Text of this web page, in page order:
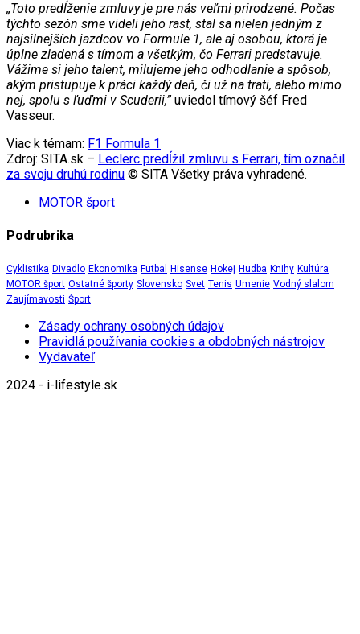
„Toto predĺženie zmluvy je pre nás veľmi prirodzené. Počas
týchto sezón sme videli jeho rast, stal sa nielen jedným z
najsilnejších jazdcov vo Formule 1, ale aj osobou, ktorá je
úplne zladená s tímom a všetkým, čo Ferrari predstavuje.
Vážime si jeho talent, milujeme jeho odhodlanie a spôsob,
akým pristupuje k práci každý deň, či už na trati, alebo mimo
nej, spolu s ľuďmi v Scuderii,”uviedol tímový šéf Fred
Vasseur.
Viac k témam: F1 Formula 1
Zdroj: SITA.sk – Leclerc predĺžil zmluvu s Ferrari, tím označil
za svoju druhú rodinu © SITA Všetky práva vyhradené.
MOTOR šport
Podrubrika
Cyklistika Divadlo Ekonomika Futbal Hisense Hokej Hudba Knihy Kultúra
MOTOR šport Ostatné športy Slovensko Svet Tenis Umenie Vodný slalom
Zaujímavosti Šport
Zásady ochrany osobných údajov
Pravidlá používania cookies a obdobných nástrojov
Vydavateľ
2024 - i-lifestyle.sk